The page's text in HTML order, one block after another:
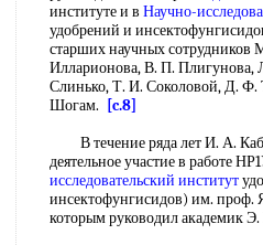
институте и в Научно-
удобрений и
старших научных сотрудников
Илларионова, В. П. Плигунова,
Слинько, Т. И. Соколовой, Д. Ф.
Шогам.
[c.8]
В течение ряда лет И. А.
деятельное участие в работе
исследовательский институт
инсектофунгисидов) им. проф.
которым руководил академик